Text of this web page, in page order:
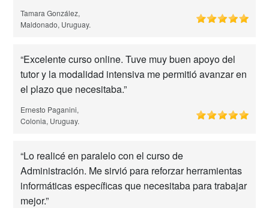
Tamara González,
Maldonado, Uruguay.
“Excelente curso online. Tuve muy buen apoyo del
tutor y la modalidad intensiva me permitió avanzar en
el plazo que necesitaba.”
Ernesto Paganini,
Colonia, Uruguay.
“Lo realicé en paralelo con el curso de
Administración. Me sirvió para reforzar herramientas
informáticas específicas que necesitaba para trabajar
mejor.”